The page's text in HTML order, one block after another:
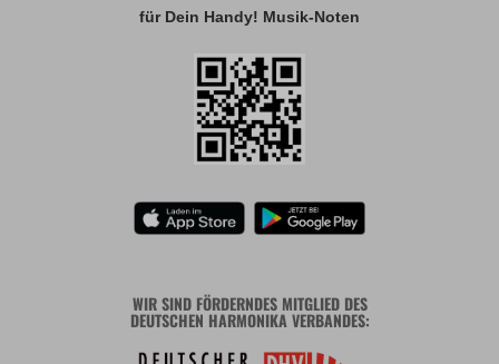
für Dein Handy! Musik-Noten
WIR SIND FÖRDERNDES MITGLIED DES
DEUTSCHEN HARMONIKA VERBANDES: